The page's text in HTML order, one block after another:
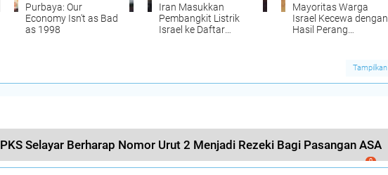
Purbaya: Our
Economy Isn't as Bad
as 1998
Iran Masukkan
Pembangkit Listrik
Israel ke Daftar
Mayoritas Warga
Israel Kecewa dengan
Hasil Perang
Tampilkan
PKS Selayar Berharap Nomor Urut 2 Menjadi Rezeki Bagi Pasangan ASA
0